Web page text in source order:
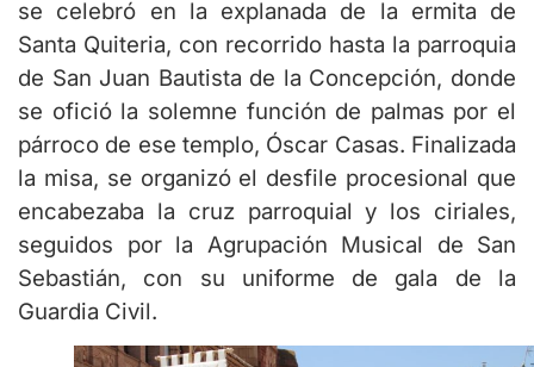
se celebró en la explanada de la ermita de
Santa Quiteria, con recorrido hasta la parroquia
de San Juan Bautista de la Concepción, donde
se ofició la solemne función de palmas por el
párroco de ese templo, Óscar Casas. Finalizada
la misa, se organizó el desfile procesional que
encabezaba la cruz parroquial y los ciriales,
seguidos por la Agrupación Musical de San
Sebastián, con su uniforme de gala de la
Guardia Civil.